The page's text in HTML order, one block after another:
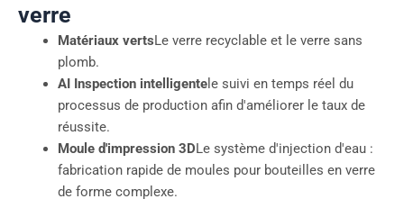
verre
Matériaux vertsLe verre recyclable et le verre sans
plomb.
AI Inspection intelligentele suivi en temps réel du
processus de production afin d'améliorer le taux de
réussite.
Moule d'impression 3DLe système d'injection d'eau :
fabrication rapide de moules pour bouteilles en verre
de forme complexe.